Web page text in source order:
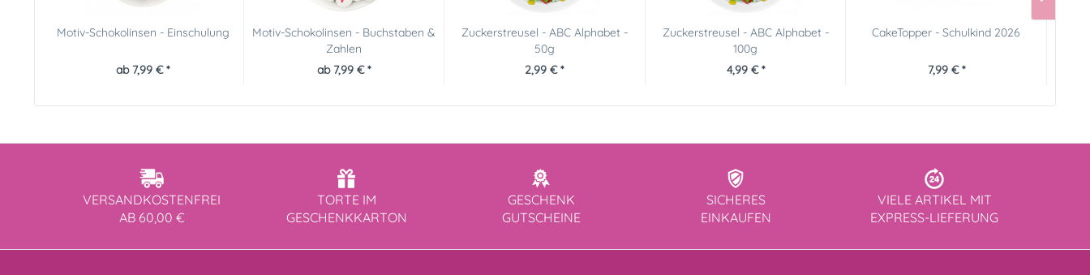
Motiv-Schokolinsen - Einschulung
ab 7,99 € *
Motiv-Schokolinsen - Buchstaben &
Zahlen
ab 7,99 € *
Zuckerstreusel - ABC Alphabet -
50g
2,99 € *
Zuckerstreusel - ABC Alphabet -
100g
4,99 € *
CakeTopper - Schulkind 2026
7,99 € *
VERSANDKOSTENFREI
AB 60,00 €
TORTE IM
GESCHENKKARTON
GESCHENK
GUTSCHEINE
SICHERES
EINKAUFEN
VIELE ARTIKEL MIT
EXPRESS-LIEFERUNG